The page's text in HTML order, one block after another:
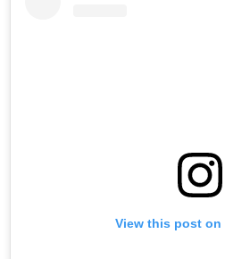
View this post on